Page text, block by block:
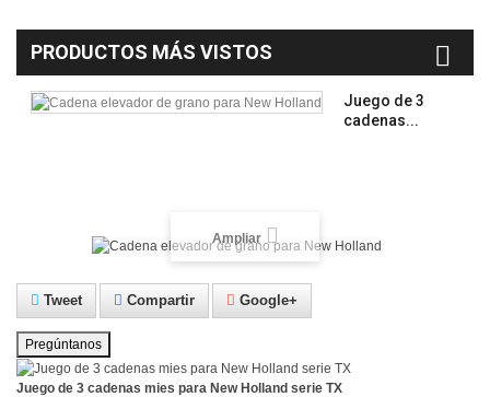
PRODUCTOS MÁS VISTOS
Juego de 3
cadenas...
Ampliar
Tweet Compartir Google+
Pregúntanos
Juego de 3 cadenas mies para New Holland serie TX